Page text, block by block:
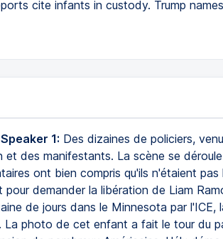
cite infants in custody. Trump
1: Des dizaines de policiers,
et des manifestants. La scène se
ont bien compris qu'ils n'étaient
pour demander la libération de Liam
de jours dans le Minnesota par l'ICE,
La photo de cet enfant a fait le tour du